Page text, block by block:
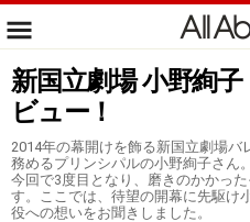
新国立劇場 小野絢
ビュー！
2014年の幕開けを飾る新国立劇場
務めるプリンシパルの小野絢子さん
今回で3度目となり、磨きのかかっ
す。ここでは、待望の開幕に先駆
役への想いをお聞きしました。